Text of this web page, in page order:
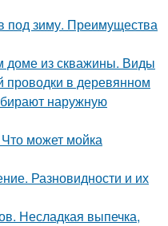
под зиму. Преимущества
доме из скважины. Виды
проводки в деревянном
наружную
может мойка
Разновидности и их
Несладкая выпечка,